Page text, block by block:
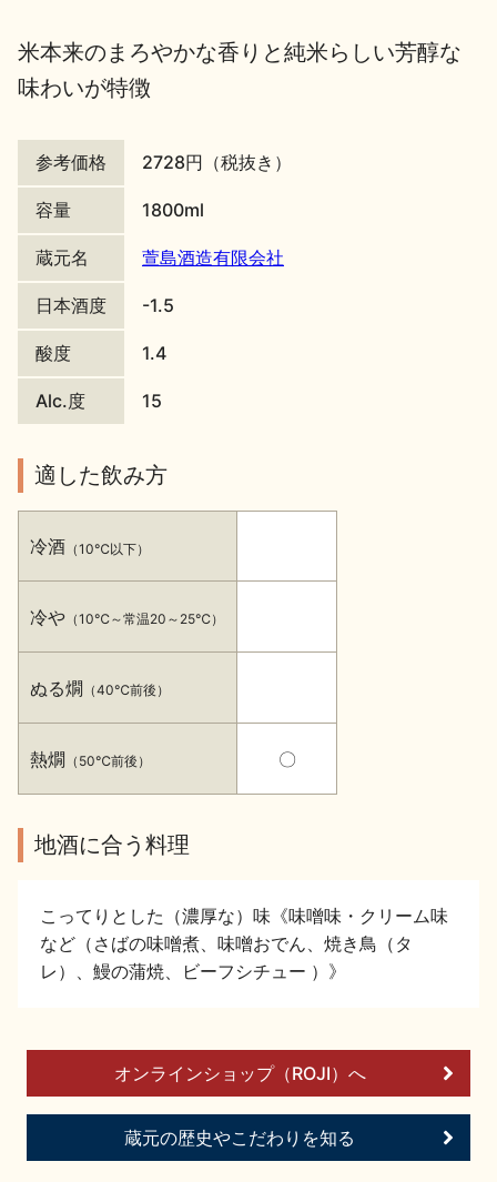
歳時記 地酒蔵元会検定
日本酒の楽しみ方特集
地酒・イベント情報
イベント情報TOP
美味しい地酒の選び方
米本来のまろやかな香りと純米らしい芳醇な
味わいが特徴
参考価格 2728円（税抜き）
容量 1800ml
蔵元名 萱島酒造有限会社
日本酒度 -1.5
酸度 1.4
Alc.度 15
適した飲み方
冷酒 （10℃以下）
冷や （10℃～常温20～25℃）
ぬる燗 （40℃前後）
熱燗 （50℃前後） 〇
地酒に合う料理
こってりとした（濃厚な）味《味噌味・クリーム味
など（さばの味噌煮、味噌おでん、焼き鳥（タ
レ）、鰻の蒲焼、ビーフシチュー ）》
オンラインショップ（ROJI）へ
蔵元の歴史やこだわりを知る